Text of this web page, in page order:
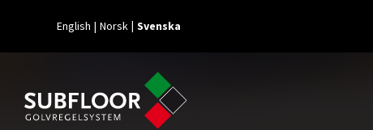
English Norsk Svenska